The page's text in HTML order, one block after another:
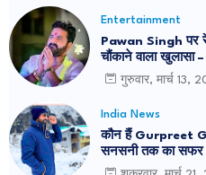
Entertainment
Pawan Singh पर
चौंकाने वाला खुलासा
गुरुवार, मार्च 13,
India News
कौन हैं Gurpreet Garry Walia: एक पत्रकार से ट्विटर
सनसनी तक का सफर